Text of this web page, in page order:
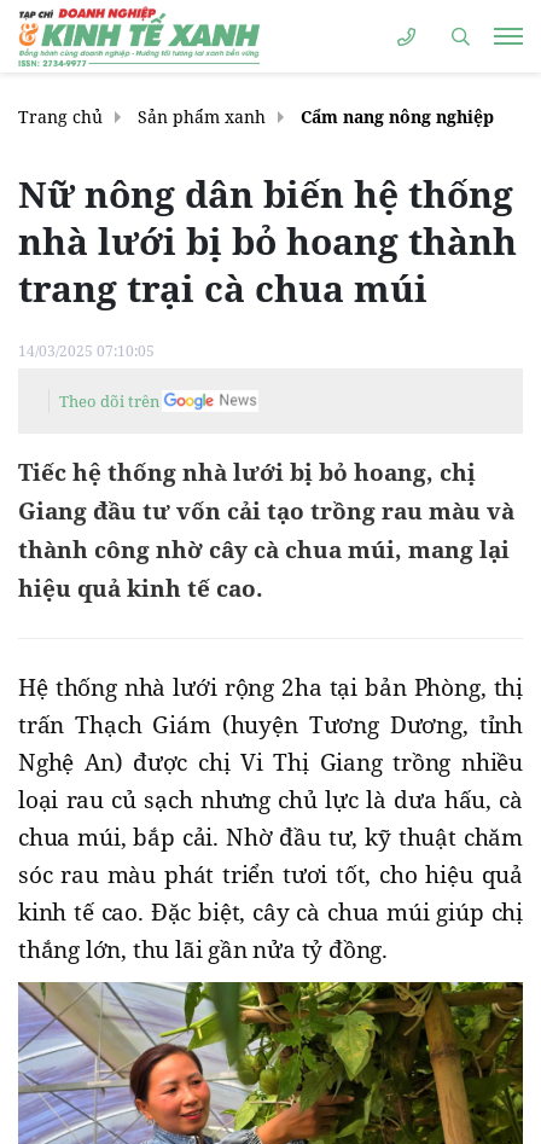
Trang chủ Sản phẩm xanh Cẩm nang nông nghiệp
Nữ nông dân biến hệ thống
nhà lưới bị bỏ hoang thành
trang trại cà chua múi
14/03/2025 07:10:05
Theo dõi trên
Tiếc hệ thống nhà lưới bị bỏ hoang, chị
Giang đầu tư vốn cải tạo trồng rau màu và
thành công nhờ cây cà chua múi, mang lại
hiệu quả kinh tế cao.
Hệ thống nhà lưới rộng 2ha tại bản Phòng, thị
trấn Thạch Giám (huyện Tương Dương, tỉnh
Nghệ An) được chị Vi Thị Giang trồng nhiều
loại rau củ sạch nhưng chủ lực là dưa hấu, cà
chua múi, bắp cải. Nhờ đầu tư, kỹ thuật chăm
sóc rau màu phát triển tươi tốt, cho hiệu quả
kinh tế cao. Đặc biệt, cây cà chua múi giúp chị
thắng lớn, thu lãi gần nửa tỷ đồng.